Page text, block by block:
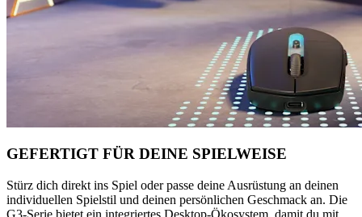
GEFERTIGT FÜR DEINE SPIELWEISE
Stürz dich direkt ins Spiel oder passe deine Ausrüstung an deinen
individuellen Spielstil und deinen persönlichen Geschmack an. Die